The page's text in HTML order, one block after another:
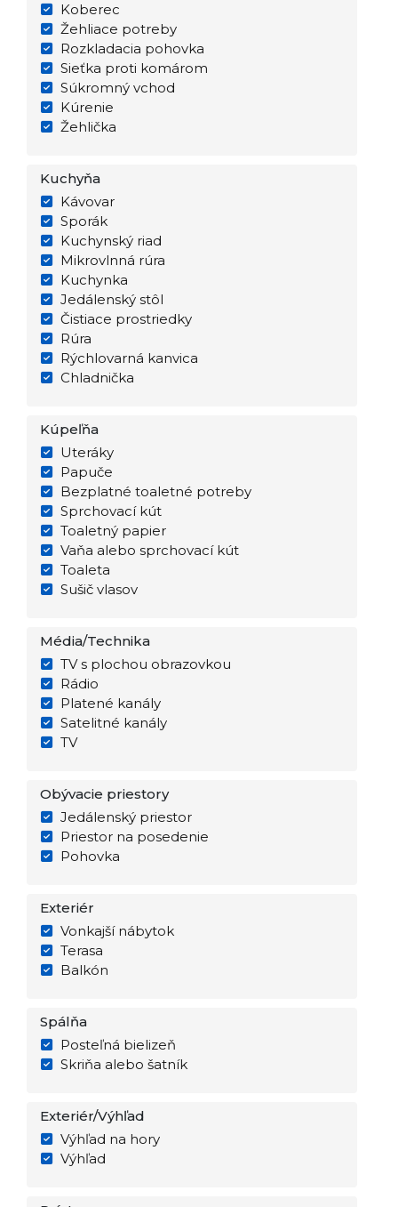
Koberec
Žehliace potreby
Rozkladacia pohovka
Sieťka proti komárom
Súkromný vchod
Kúrenie
Žehlička
Kuchyňa
Kávovar
Sporák
Kuchynský riad
Mikrovlnná rúra
Kuchynka
Jedálenský stôl
Čistiace prostriedky
Rúra
Rýchlovarná kanvica
Chladnička
Kúpeľňa
Uteráky
Papuče
Bezplatné toaletné potreby
Sprchovací kút
Toaletný papier
Vaňa alebo sprchovací kút
Toaleta
Sušič vlasov
Média/Technika
TV s plochou obrazovkou
Rádio
Platené kanály
Satelitné kanály
TV
Obývacie priestory
Jedálenský priestor
Priestor na posedenie
Pohovka
Exteriér
Vonkajší nábytok
Terasa
Balkón
Spálňa
Posteľná bielizeň
Skriňa alebo šatník
Exteriér/Výhľad
Výhľad na hory
Výhľad